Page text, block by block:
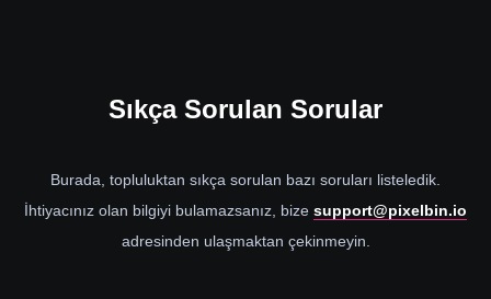
SıkçaSorulan Sorular
Burada, topluluktan sıkça sorulan bazı soruları listeledik.
İhtiyacınız olan bilgiyi bulamazsanız, bize support@pixelbin.io
adresinden ulaşmaktan çekinmeyin.